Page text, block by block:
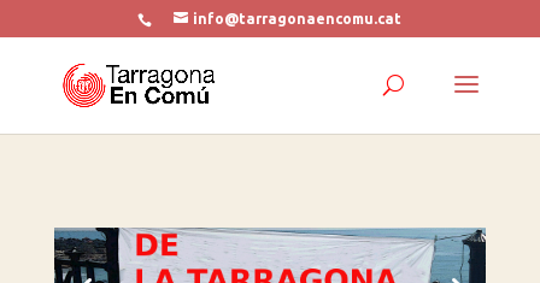
info@tarragonaencomu.cat